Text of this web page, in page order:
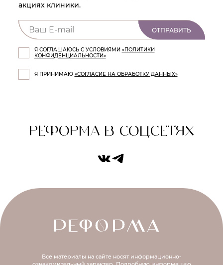
акциях клиники.
ОТПРАВИТЬ
Я СОГЛАШАЮСЬ С УСЛОВИЯМИ «ПОЛИТИКИ
КОНФИДЕНЦИАЛЬНОСТИ»
Я ПРИНИМАЮ «СОГЛАСИЕ НА ОБРАБОТКУ ДАННЫХ»
РЕФОРМА В СОЦСЕТЯХ
Все материалы на сайте носят информационно-